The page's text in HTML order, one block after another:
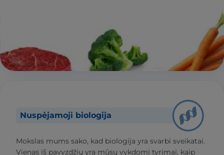
Nuspėjamoji biologija
Mokslas mums sako, kad biologija yra svarbi sveikatai.
Vienas iš pavyzdžių yra mūsų vykdomi tyrimai, kaip